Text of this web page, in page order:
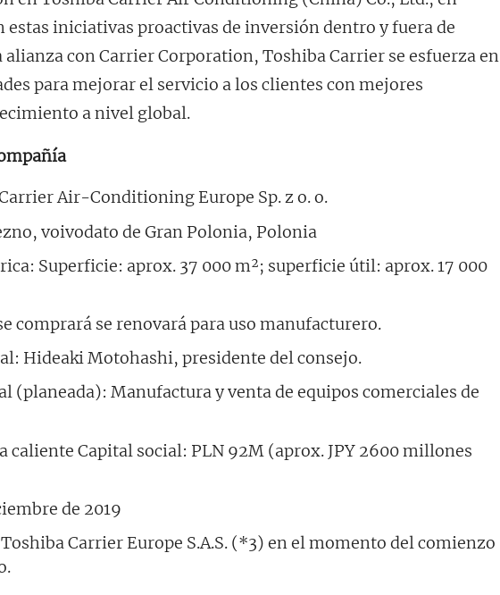
estas iniciativas proactivas de inversión dentro y fuera de
alianza con Carrier Corporation, Toshiba Carrier se esfuerza en
para mejorar el servicio a los clientes con mejores
a nivel global.
Air-Conditioning Europe Sp. z o. o.
voivodato de Gran Polonia, Polonia
Superficie: aprox. 37 000 m²; superficie útil: aprox. 17 000
comprará se renovará para uso manufacturero.
Hideaki Motohashi, presidente del consejo.
(planeada): Manufactura y venta de equipos comerciales de
caliente Capital social: PLN 92M (aprox. JPY 2600 millones
de 2019
Carrier Europe S.A.S. (*3) en el momento del comienzo